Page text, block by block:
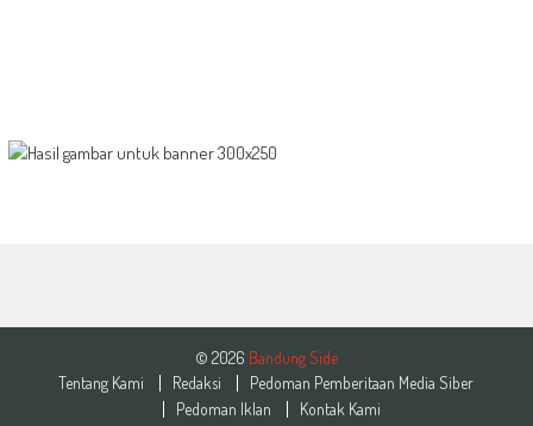
© 2026 Bandung Side
Tentang Kami
Redaksi
Pedoman Pemberitaan Media Siber
Pedoman Iklan
Kontak Kami